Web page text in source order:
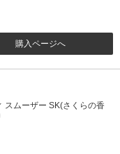
購入ページへ
スムーザー SK(さくらの香